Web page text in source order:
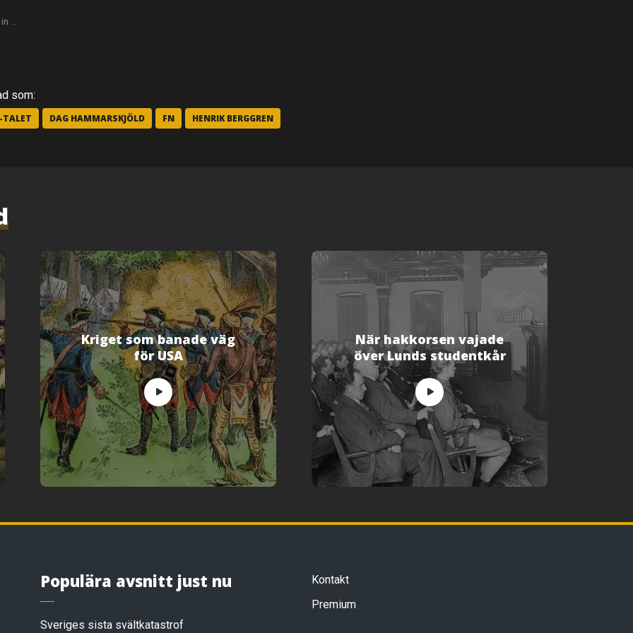
in …
som:
TALET DAG HAMMARSKJÖLD FN HENRIK BERGGREN
Kriget som banade väg
för USA
När hakkorsen vajade
över Lunds studentkår
Populära avsnitt just nu
Sveriges sista svältkatastrof
Kontakt
Premium